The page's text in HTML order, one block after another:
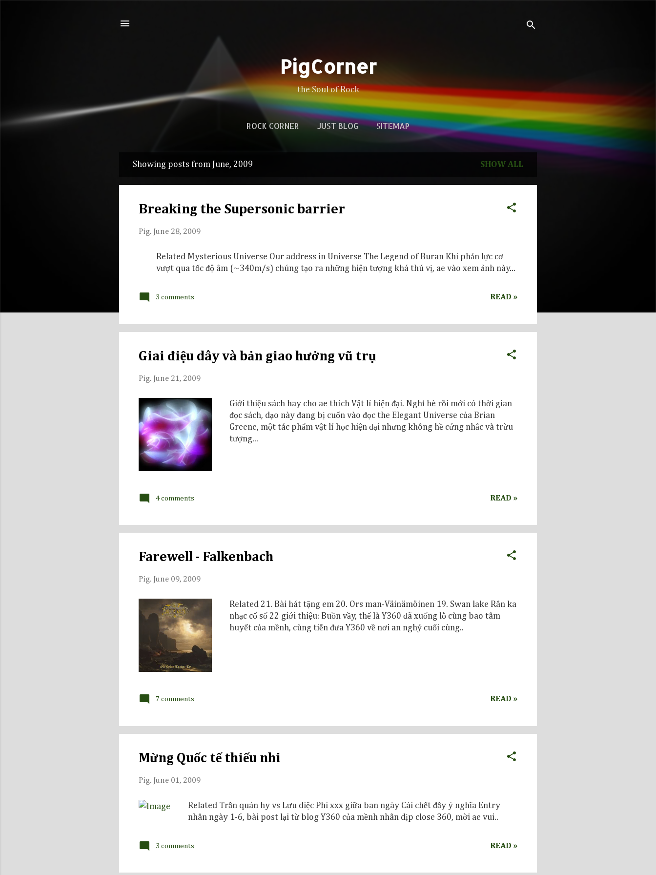
PigCorner
the Soul of Rock
ROCK CORNER JUST BLOG SITEMAP
o
Showing posts from June, 2009 SHOW ALL
Breaking the Supersonic barrier
Pig. June 28, 2009
Related Mysterious Universe Our address in Universe The Legend of Buran Khi phản lực cơ
vượt qua tốc độ âm (~340m/s) chúng tạo ra những hiện tượng khá thú vị, ae vào xem ảnh này...
3 comments READ »
Giai điệu dây và bản giao hưởng vũ trụ
Pig. June 21, 2009
Giới thiệu sách hay cho ae thích Vật lí hiện đại. Nghỉ hè rồi mới có thời gian
đọc sách, dạo này đang bị cuốn vào đọc the Elegant Universe của Brian
Greene, một tác phẩm vật lí học hiện đại nhưng không hề cứng nhắc và trừu
tượng...
4 comments READ »
Farewell - Falkenbach
Pig. June 09, 2009
Related 21. Bài hát tặng em 20. Ors man-Väinämöinen 19. Swan lake Rân ka
nhạc cổ số 22 giới thiệu: Buồn vầy, thế là Y360 đã xuống lỗ cùng bao tâm
huyết của mềnh, cùng tiễn đưa Y360 về nơi an nghỷ cuối cùng..
7 comments READ »
Mừng Quốc tế thiếu nhi
Pig. June 01, 2009
Related Trần quán hy vs Lưu diệc Phi xxx giữa ban ngày Cái chết đầy ý nghĩa Entry
nhân ngày 1-6, bài post lại từ blog Y360 của mềnh nhân dịp close 360, mời ae vui..
3 comments READ »